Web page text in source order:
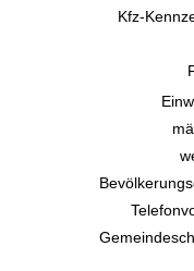
Kfz-